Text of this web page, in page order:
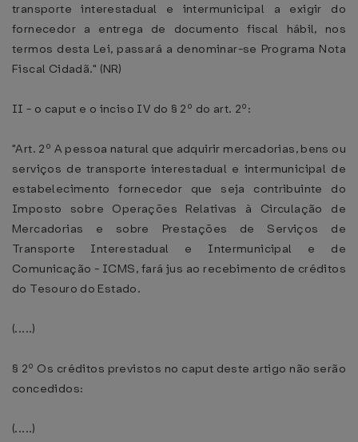
transporte interestadual e intermunicipal a exigir do
fornecedor a entrega de documento fiscal hábil, nos
termos desta Lei, passará a denominar-se Programa Nota
Fiscal Cidadã." (NR)
II - o caput e o inciso IV do § 2º do art. 2º:
"Art. 2º A pessoa natural que adquirir mercadorias, bens ou
serviços de transporte interestadual e intermunicipal de
estabelecimento fornecedor que seja contribuinte do
Imposto sobre Operações Relativas à Circulação de
Mercadorias e sobre Prestações de Serviços de
Transporte Interestadual e Intermunicipal e de
Comunicação - ICMS, fará jus ao recebimento de créditos
do Tesouro do Estado.
(.....)
§ 2º Os créditos previstos no caput deste artigo não serão
concedidos:
(.....)